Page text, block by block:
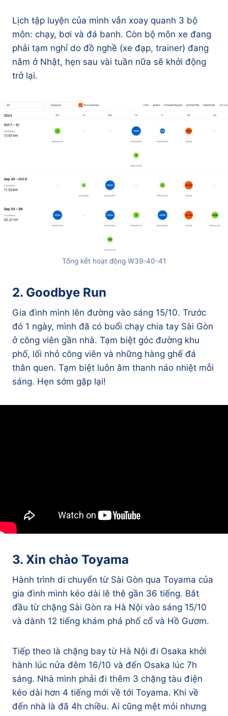
Lịch tập luyện của mình vẫn xoay quanh 3 bộ
môn: chạy, bơi và đá banh. Còn bộ môn xe đang
phải tạm nghỉ do đồ nghề (xe đạp, trainer) đang
nằm ở Nhật, hẹn sau vài tuần nữa sẽ khởi động
trở lại.
Tổng kết hoạt động W39-40-41
2. Goodbye Run
Gia đình mình lên đường vào sáng 15/10. Trước
đó 1 ngày, mình đã có buổi chạy chia tay Sài Gòn
ở công viên gần nhà. Tạm biệt góc đường khu
phố, lối nhỏ công viên và những hàng ghế đá
thân quen. Tạm biệt luôn âm thanh náo nhiệt mỗi
sáng. Hẹn sớm gặp lại!
3. Xin chào Toyama
Hành trình di chuyển từ Sài Gòn qua Toyama của
gia đình mình kéo dài lê thê gần 36 tiếng. Bắt
đầu từ chặng Sài Gòn ra Hà Nội vào sáng 15/10
và dành 12 tiếng khám phá phố cổ và Hồ Gươm.
Tiếp theo là chặng bay từ Hà Nội đi Osaka khởi
hành lúc nửa đêm 16/10 và đến Osaka lúc 7h
sáng. Nhà mình phải đi thêm 3 chặng tàu điện
kéo dài hơn 4 tiếng mới về tới Toyama. Khi về
đến nhà là đã 4h chiều. Ai cũng mệt mỏi nhưng